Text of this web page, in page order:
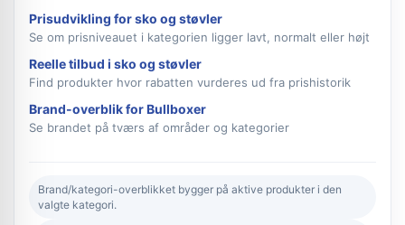
Prisudvikling for sko og støvler
Se om prisniveauet i kategorien ligger lavt, normalt eller højt
Reelle tilbud i sko og støvler
Find produkter hvor rabatten vurderes ud fra prishistorik
Brand-overblik for Bullboxer
Se brandet på tværs af områder og kategorier
Brand/kategori-overblikket bygger på aktive produkter i den
valgte kategori.